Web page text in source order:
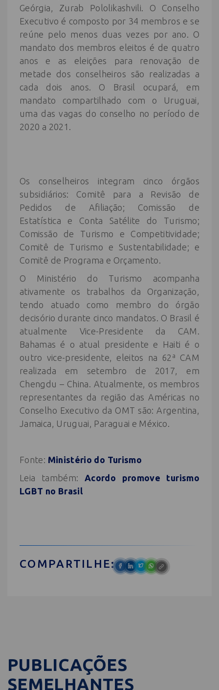
Geórgia, Zurab Pololikashvili. O Conselho
Executivo é composto por 34 membros e se
reúne pelo menos duas vezes por ano. O
mandato dos membros eleitos é de quatro
anos e as eleições para renovação de
metade dos conselheiros são realizadas a
cada dois anos. O Brasil ocupará, em
mandato compartilhado com o Uruguai,
uma das vagas do conselho no período de
2020 a 2021.
Os conselheiros integram cinco órgãos
subsidiários: Comitê para a Revisão de
Pedidos de Afiliação; Comissão de
Estatística e Conta Satélite do Turismo;
Comissão de Turismo e Competitividade;
Comitê de Turismo e Sustentabilidade; e
Comitê de Programa e Orçamento.
O Ministério do Turismo acompanha
ativamente os trabalhos da Organização,
tendo atuado como membro do órgão
decisório durante cinco mandatos. O Brasil é
atualmente Vice-Presidente da CAM.
Bahamas é o atual presidente e Haiti é o
outro vice-presidente, eleitos na 62ª CAM
realizada em setembro de 2017, em
Chengdu – China. Atualmente, os membros
representantes da região das Américas no
Conselho Executivo da OMT são: Argentina,
Jamaica, Uruguai, Paraguai e México.
Fonte: Ministério do Turismo
Leia também: Acordo promove turismo
LGBT no Brasil
COMPARTILHE:
PUBLICAÇÕES
SEMELHANTES